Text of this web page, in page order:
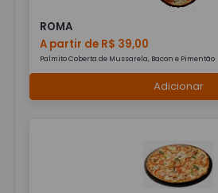
ROMA
A partir de R$ 39,00
Palmito Coberta de Mussarela, Bacon e Pimentão
Adicionar